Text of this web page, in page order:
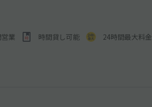
業 時間貸し可能 24時間最大料金